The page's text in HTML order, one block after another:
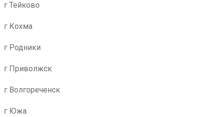
г Тейково
г Кохма
г Родники
г Приволжск
г Волгореченск
г Южа